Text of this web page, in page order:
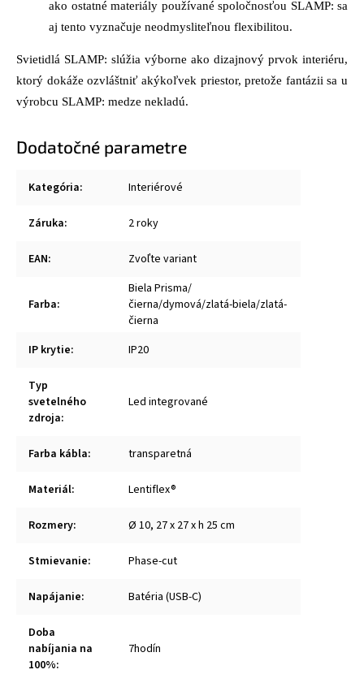
ako ostatné materiály používané spoločnosťou SLAMP: sa
aj tento vyznačuje neodmysliteľnou flexibilitou.
Svietidlá SLAMP: slúžia výborne ako dizajnový prvok interiéru,
ktorý dokáže ozvláštniť akýkoľvek priestor, pretože fantázii sa u
výrobcu SLAMP: medze nekladú.
Dodatočné parametre
Kategória: Interiérové
Záruka: 2 roky
EAN: Zvoľte variant
Farba:
Biela Prisma/
čierna/dymová/zlatá-biela/zlatá-
čierna
IP krytie: IP20
Typ
svetelného
zdroja:
Led integrované
Farba kábla: transparetná
Materiál: Lentiflex®
Rozmery: Ø 10, 27 x 27 x h 25 cm
Stmievanie: Phase-cut
Napájanie: Batéria (USB-C)
Doba
nabíjania na
100%:
7hodín